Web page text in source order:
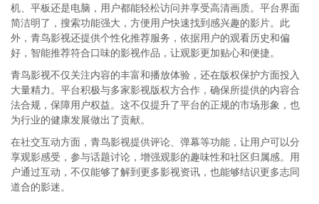
机、平板还是电脑，用户都能轻松访问并享受高清画质。平台界面
简洁明了，搜索功能强大，方便用户快速找到感兴趣的影片。此
外，青鸟影视还提供个性化推荐服务，依据用户的观看历史和偏
好，智能推荐符合口味的影视作品，让观影更加贴心和便捷。
青鸟影视不仅关注内容的丰富和播放体验，还在版权保护方面投入
大量精力。平台积极与多家影视版权方合作，确保所提供的内容合
法合规，保障用户权益。这不仅提升了平台的正规的市场形象，也
为行业的健康发展做出了贡献。
在社交互动方面，青鸟影视提供评论、弹幕等功能，让用户可以分
享观影感受，参与话题讨论，增强观影的趣味性和社区归属感。用
户通过互动，不仅能够了解到更多影视资讯，也能够结识更多志同
道合的影迷。